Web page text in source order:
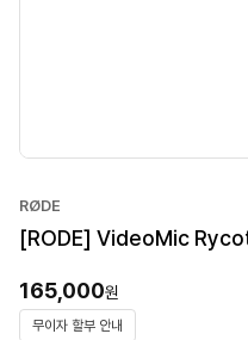
RØDE
[RODE] VideoMic
165,000원
무이자 할부 안내